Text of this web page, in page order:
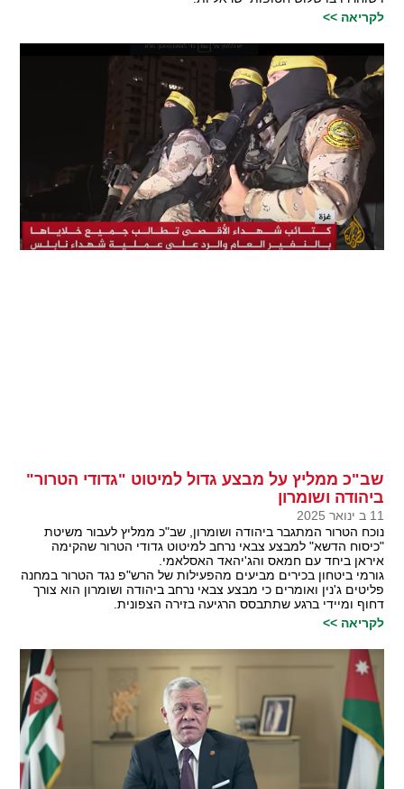
לקריאה >>
שב"כ ממליץ על מבצע גדול למיטוט "גדודי הטרור"
ביהודה ושומרון
11 ב ינואר 2025
נוכח הטרור המתגבר ביהודה ושומרון, שב"כ ממליץ לעבור משיטת
"כיסוח הדשא" למבצע צבאי נרחב למיטוט גדודי הטרור שהקימה
איראן ביחד עם חמאס והג'יהאד האסלאמי.
גורמי ביטחון בכירים מביעים מהפעילות של הרש"פ נגד הטרור במחנה
פליטים ג'נין ואומרים כי מבצע צבאי נרחב ביהודה ושומרון הוא צורך
דחוף ומיידי ברגע שתתבסס הרגיעה בזירה הצפונית.
לקריאה >>